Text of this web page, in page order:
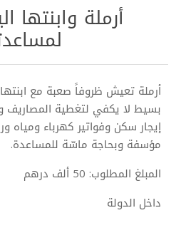
أرملة وابنتها
أرملة تعيش ظروفاً صعبة مع
بسيط لا يكفي لتغطية المصاريف
إيجار سكن وفواتير كهرباء ومياه
مؤسفة وبحاجة ماسّة للمساعدة.
المبلغ المطلوب: 50 ألف درهم
داخل الدولة